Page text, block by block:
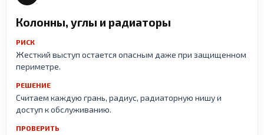
Колонны, углы и радиаторы
РИСК
Жесткий выступ остается опасным даже при защищенном
периметре.
РЕШЕНИЕ
Считаем каждую грань, радиус, радиаторную нишу и
доступ к обслуживанию.
ПРОВЕРИТЬ